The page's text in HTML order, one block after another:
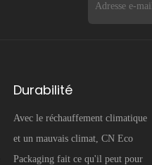
Durabilité
Avec le réchauffement climatique
et un mauvais climat, CN Eco
Packaging fait ce qu'il peut pour